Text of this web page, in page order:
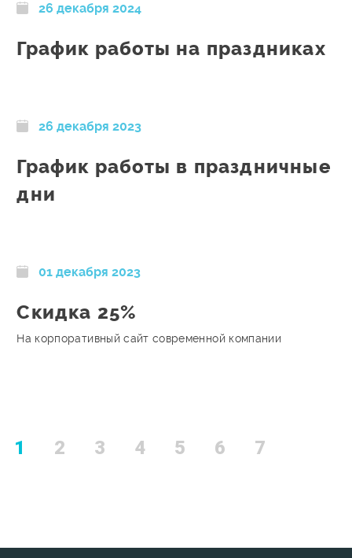
26 декабря 2024
График работы на праздниках
26 декабря 2023
График работы в праздничные
дни
01 декабря 2023
Скидка 25%
На корпоративный сайт современной компании
1 2 3 4 5 6 7